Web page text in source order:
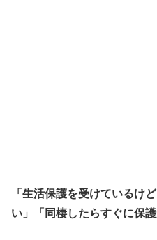
「生活保護を受けているけ
い」「同棲したらすぐに保